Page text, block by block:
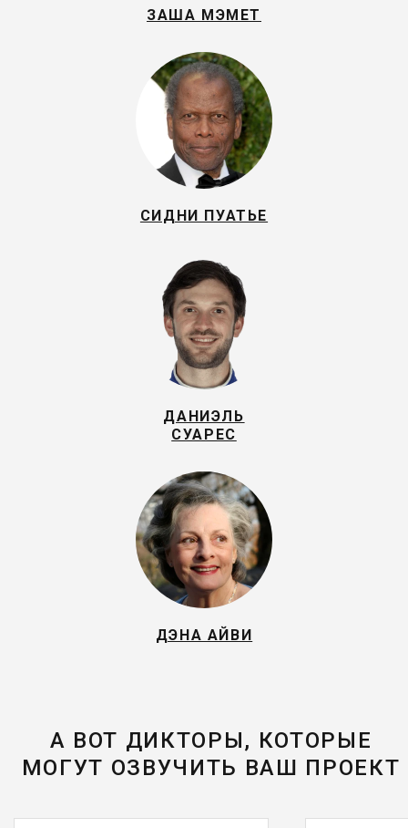
ЗАША МЭМЕТ
СИДНИ ПУАТЬЕ
ДАНИЭЛЬ
СУАРЕС
ДЭНА АЙВИ
А ВОТ ДИКТОРЫ, КОТОРЫЕ
МОГУТ ОЗВУЧИТЬ ВАШ ПРОЕКТ